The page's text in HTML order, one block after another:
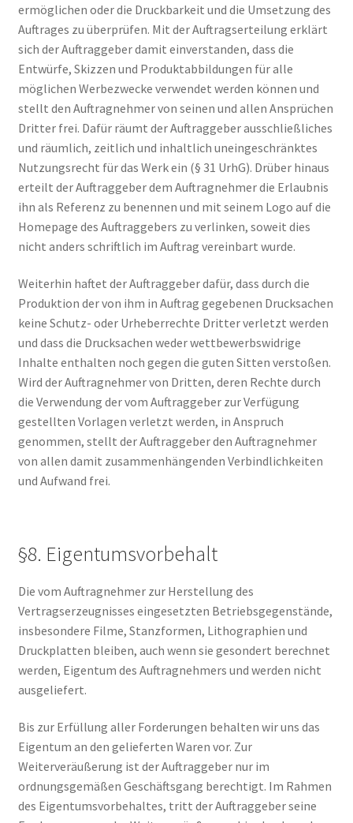
ermöglichen oder die Druckbarkeit und die Umsetzung des
Auftrages zu überprüfen. Mit der Auftragserteilung erklärt
sich der Auftraggeber damit einverstanden, dass die
Entwürfe, Skizzen und Produktabbildungen für alle
möglichen Werbezwecke verwendet werden können und
stellt den Auftragnehmer von seinen und allen Ansprüchen
Dritter frei. Dafür räumt der Auftraggeber ausschließliches
und räumlich, zeitlich und inhaltlich uneingeschränktes
Nutzungsrecht für das Werk ein (§ 31 UrhG). Drüber hinaus
erteilt der Auftraggeber dem Auftragnehmer die Erlaubnis
ihn als Referenz zu benennen und mit seinem Logo auf die
Homepage des Auftraggebers zu verlinken, soweit dies
nicht anders schriftlich im Auftrag vereinbart wurde.
Weiterhin haftet der Auftraggeber dafür, dass durch die
Produktion der von ihm in Auftrag gegebenen Drucksachen
keine Schutz- oder Urheberrechte Dritter verletzt werden
und dass die Drucksachen weder wettbewerbswidrige
Inhalte enthalten noch gegen die guten Sitten verstoßen.
Wird der Auftragnehmer von Dritten, deren Rechte durch
die Verwendung der vom Auftraggeber zur Verfügung
gestellten Vorlagen verletzt werden, in Anspruch
genommen, stellt der Auftraggeber den Auftragnehmer
von allen damit zusammenhängenden Verbindlichkeiten
und Aufwand frei.
§8. Eigentumsvorbehalt
Die vom Auftragnehmer zur Herstellung des
Vertragserzeugnisses eingesetzten Betriebsgegenstände,
insbesondere Filme, Stanzformen, Lithographien und
Druckplatten bleiben, auch wenn sie gesondert berechnet
werden, Eigentum des Auftragnehmers und werden nicht
ausgeliefert.
Bis zur Erfüllung aller Forderungen behalten wir uns das
Eigentum an den gelieferten Waren vor. Zur
Weiterveräußerung ist der Auftraggeber nur im
ordnungsgemäßen Geschäftsgang berechtigt. Im Rahmen
des Eigentumsvorbehaltes, tritt der Auftraggeber seine